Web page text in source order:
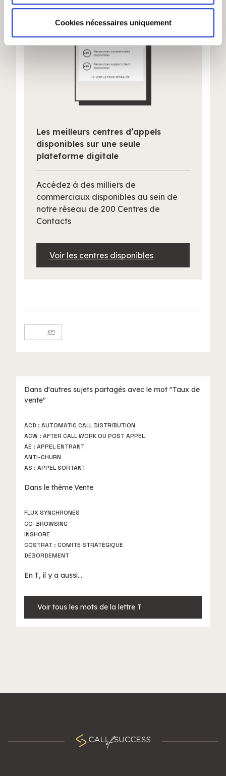
médias sociaux et d'analyser notre trafic. Nous
partageons également des informations sur l'utilisation de
notre site avec nos partenaires de médias sociaux, de
publicité et d'analyse, qui peuvent combiner celles-ci
avec d'autres informations que vous leur avez fournies
ou qu'ils ont collectées lors de votre utilisation de leurs
Cookies nécessaires uniquement
Les meilleurs centres d’appels
disponibles sur une seule
plateforme digitale
Accédez à des milliers de
commerciaux disponibles au sein de
notre réseau de 200 Centres de
Contacts
Voir les centres disponibles
KPI
Dans d'autres sujets partagés avec le mot "Taux de
vente"
ACD : AUTOMATIC CALL DISTRIBUTION
ACW : AFTER CALL WORK OU POST APPEL
AE : APPEL ENTRANT
ANTI-CHURN
AS : APPEL SORTANT
Dans le thèmeVente
FLUX SYNCHRONES
CO-BROWSING
INSHORE
COSTRAT : COMITÉ STRATÉGIQUE
DÉBORDEMENT
En T, il y a aussi...
Voir tous les mots de la lettre T